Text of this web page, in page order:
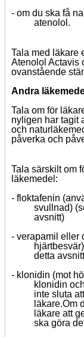
- om du ska få
atenolol.
Tala med läkare
Atenolol Actavis
ovanstående
Andra
Tala om för
nyligen har tagit
och
påverka och
Tala särskilt om
läkemedel:
- floktafenin
svullnad)
avsnitt)
- verapamil eller
detta
- klonidin (mot
klonidin
inte sluta
läkare.Om
läkare att
ska göra